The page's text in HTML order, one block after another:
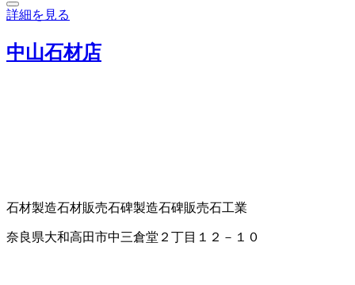
詳細を見る
中山石材店
石材製造石材販売石碑製造石碑販売石工業
奈良県大和高田市中三倉堂２丁目１２－１０